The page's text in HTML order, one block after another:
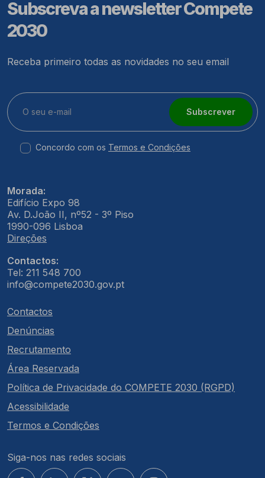
Subscreva a newsletter Compete
2030
Receba primeiro todas as novidades no seu email
Subscrever
Concordo com os Termos e Condições
Morada:
Edifício Expo 98
Av. D.João II, nº52 - 3º Piso
1990-096 Lisboa
Direções
Contactos:
Tel: 211 548 700
info@compete2030.gov.pt
Contactos
Denúncias
Recrutamento
Área Reservada
Política de Privacidade do COMPETE 2030 (RGPD)
Acessibilidade
Termos e Condições
Siga-nos nas redes sociais